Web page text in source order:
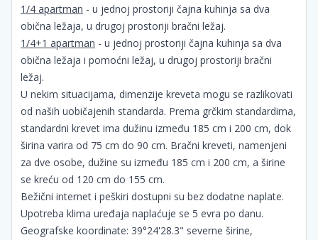
1/4 apartman - u jednoj prostoriji čajna kuhinja sa dva
obična ležaja, u drugoj prostoriji bračni ležaj.
1/4+1 apartman - u jednoj prostoriji čajna kuhinja sa dva
obična ležaja i pomoćni ležaj, u drugoj prostoriji bračni
ležaj.
U nekim situacijama, dimenzije kreveta mogu se razlikovati
od naših uobičajenih standarda. Prema grčkim standardima,
standardni krevet ima dužinu između 185 cm i 200 cm, dok
širina varira od 75 cm do 90 cm. Bračni kreveti, namenjeni
za dve osobe, dužine su između 185 cm i 200 cm, a širine
se kreću od 120 cm do 155 cm.
Bežični internet i peškiri dostupni su bez dodatne naplate.
Upotreba klima uređaja naplaćuje se 5 evra po danu.
Geografske koordinate: 39°24'28.3" severne širine,